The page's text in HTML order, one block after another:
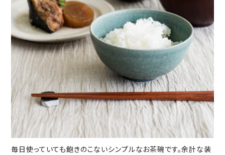
毎日使っていても飽きのこないシンプルなお茶碗です。余計な装